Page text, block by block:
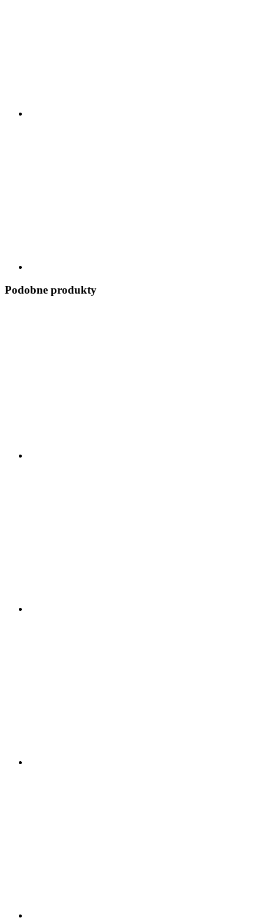
Podobne produkty